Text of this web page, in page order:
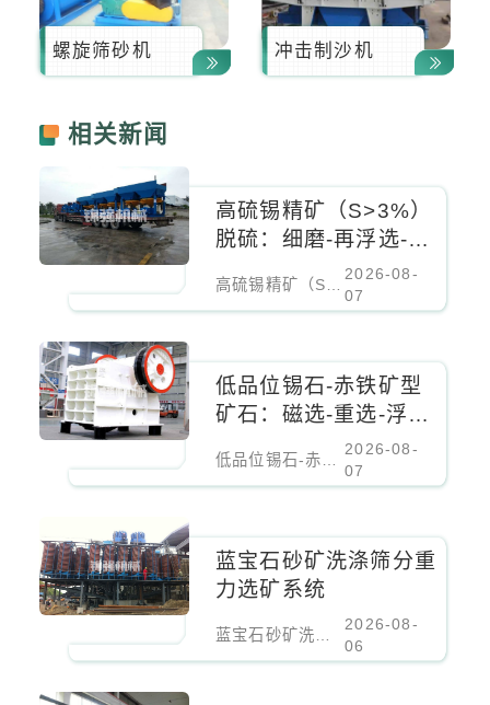
螺旋筛砂机 冲击制沙机
相关新闻
高硫锡精矿（S>3%）
脱硫：细磨-再浮选-重
选组合，硫降至0.5%
2026-08-
07
低品位锡石-赤铁矿型
矿石：磁选-重选-浮选
联合工艺经济分析
2026-08-
07
蓝宝石砂矿洗涤筛分重
力选矿系统
2026-08-
06